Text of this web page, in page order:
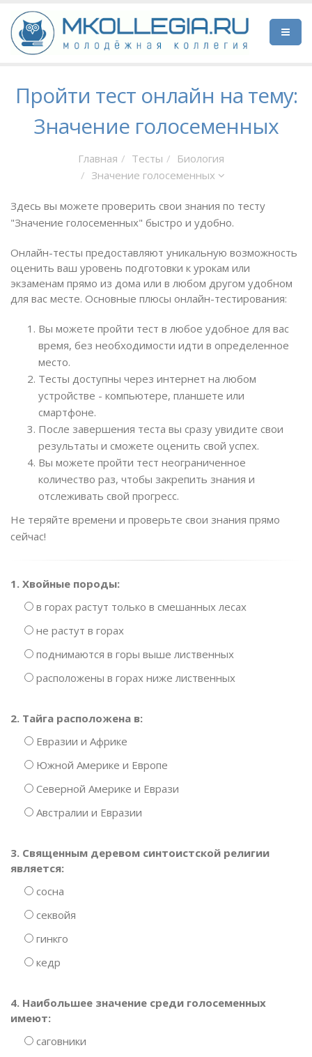
Пройти тест онлайн на тему:
Значение голосеменных
Главная Тесты
Биология
Значение голосеменных
Здесь вы можете проверить свои знания по тесту
"Значение голосеменных" быстро и удобно.
Онлайн-тесты предоставляют уникальную возможность
оценить ваш уровень подготовки к урокам или
экзаменам прямо из дома или в любом другом удобном
для вас месте. Основные плюсы онлайн-тестирования:
Вы можете пройти тест в любое удобное для вас
время, без необходимости идти в определенное
место.
Тесты доступны через интернет на любом
устройстве - компьютере, планшете или
смартфоне.
После завершения теста вы сразу увидите свои
результаты и сможете оценить свой успех.
Вы можете пройти тест неограниченное
количество раз, чтобы закрепить знания и
отслеживать свой прогресс.
Не теряйте времени и проверьте свои знания прямо
сейчас!
1. Хвойные породы:
в горах растут только в смешанных лесах
не растут в горах
поднимаются в горы выше лиственных
расположены в горах ниже лиственных
2. Тайга расположена в:
Евразии и Африке
Южной Америке и Европе
Северной Америке и Еврази
Австралии и Евразии
3. Священным деревом синтоистской религии
является:
сосна
секвойя
гинкго
кедр
4. Наибольшее значение среди голосеменных
имеют:
саговники